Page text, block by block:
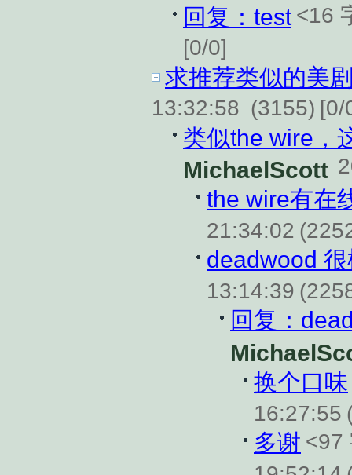
回复：test <16
[0/0]
求推荐类似的美
13:32:58 (3155) [0/
类似the wire，
MichaelScott
the wire有在
21:34:02
deadwood
13:14:39
回复：
换个口味
16:27:55
多谢 <97